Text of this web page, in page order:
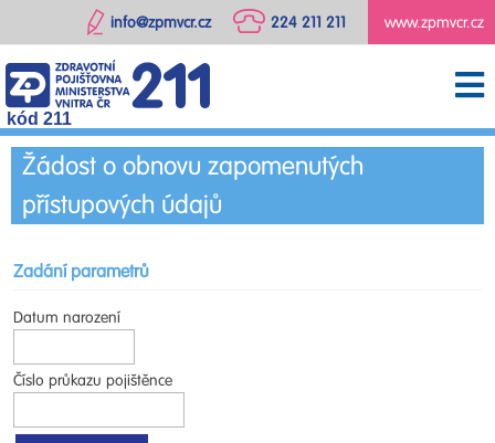
www.zpmvcr.cz
224 211 211
info@zpmvcr.cz
kód 211
Žádost o obnovu zapomenutých
přístupových údajů
Zadání parametrů
Datum narození
Číslo průkazu pojištěnce